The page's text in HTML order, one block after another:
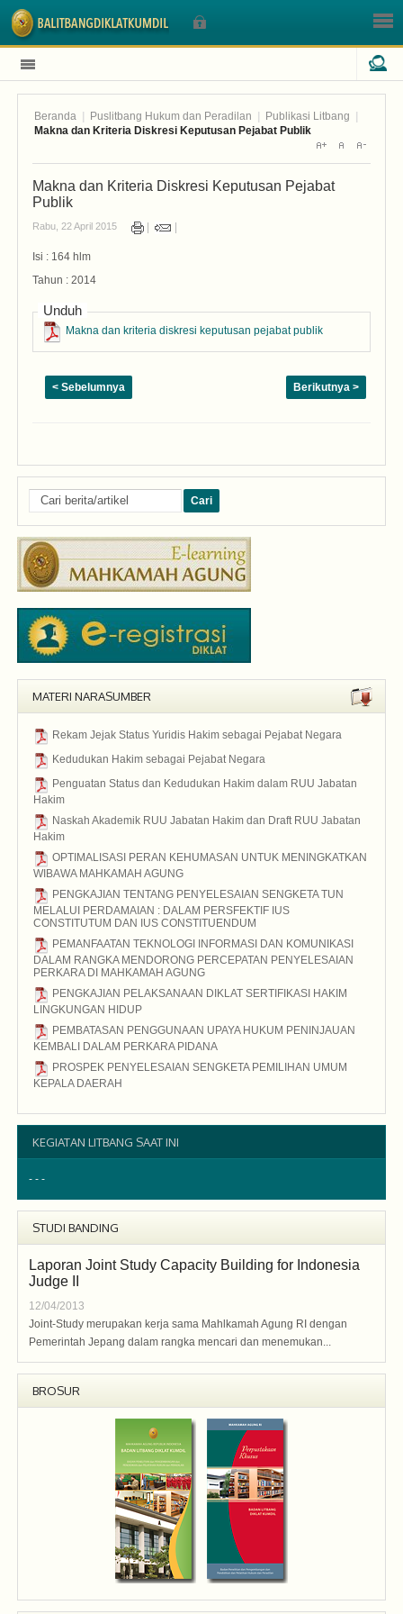
Beranda Puslitbang Hukum dan Peradilan Publikasi Litbang
Makna dan Kriteria Diskresi Keputusan Pejabat Publik
Makna dan Kriteria Diskresi Keputusan Pejabat
Publik
Rabu, 22 April 2015
Isi : 164 hlm
Tahun : 2014
Unduh
Makna dan kriteria diskresi keputusan pejabat publik
< Sebelumnya Berikutnya >
MATERI NARASUMBER
Rekam Jejak Status Yuridis Hakim sebagai Pejabat Negara
Kedudukan Hakim sebagai Pejabat Negara
Penguatan Status dan Kedudukan Hakim dalam RUU Jabatan
Hakim
Naskah Akademik RUU Jabatan Hakim dan Draft RUU Jabatan
Hakim
OPTIMALISASI PERAN KEHUMASAN UNTUK MENINGKATKAN
WIBAWA MAHKAMAH AGUNG
PENGKAJIAN TENTANG PENYELESAIAN SENGKETA TUN
MELALUI PERDAMAIAN : DALAM PERSFEKTIF IUS
CONSTITUTUM DAN IUS CONSTITUENDUM
PEMANFAATAN TEKNOLOGI INFORMASI DAN KOMUNIKASI
DALAM RANGKA MENDORONG PERCEPATAN PENYELESAIAN
PERKARA DI MAHKAMAH AGUNG
PENGKAJIAN PELAKSANAAN DIKLAT SERTIFIKASI HAKIM
LINGKUNGAN HIDUP
PEMBATASAN PENGGUNAAN UPAYA HUKUM PENINJAUAN
KEMBALI DALAM PERKARA PIDANA
PROSPEK PENYELESAIAN SENGKETA PEMILIHAN UMUM
KEPALA DAERAH
KEGIATAN LITBANG SAAT INI
- - -
STUDI BANDING
Laporan Joint Study Capacity Building for Indonesia
Judge II
12/04/2013
Joint-Study merupakan kerja sama Mahlkamah Agung RI dengan
Pemerintah Jepang dalam rangka mencari dan menemukan...
BROSUR
Sign In
Nama Pengguna
Lupa Sandi Anda?